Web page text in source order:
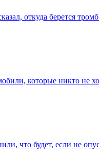
откуда берется
которые никто не
что будет, если не